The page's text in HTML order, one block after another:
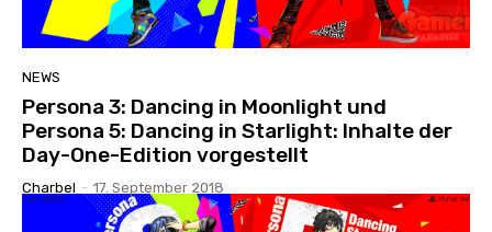
NEWS
Persona 3: Dancing in Moonlight und
Persona 5: Dancing in Starlight: Inhalte der
Day-One-Edition vorgestellt
Charbel - 17. September 2018